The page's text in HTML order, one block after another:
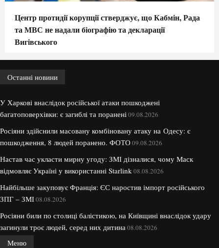
Центр протидії корупції стверджує, що Кабмін, Рада
та МВС не надали біографію та декларації
Вигівського
Останні новини
У Харкові внаслідок російської атаки пошкоджені
багатоповерхівки: є загиблі та поранені 09.08.2026
Росіяни здійснили масовану комбіновану атаку на Одесу: є
пошкодження, 8 людей поранено. ФОТО09.08.2026
Настав час укласти мирну угоду: ЗМІ дізналися, чому Маск
відмовляє Україні у використанні Starlink 08.08.2026
Найбільше закуповує Франція: ЄС наростив імпорт російського
ЗПГ – ЗМІ08.08.2026
Росіяни били по столиці балістикою, на Київщині внаслідок удару
загинули троє людей, серед них дитина 08.08.2026
Меню